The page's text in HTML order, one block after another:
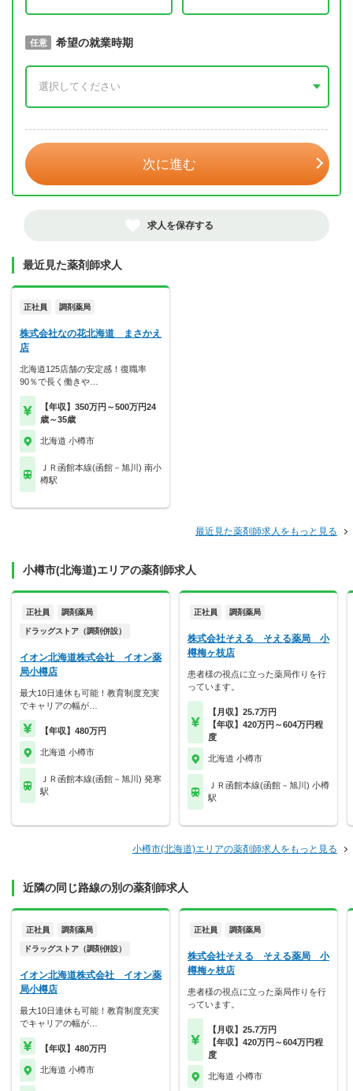
必須 取得予定年
任意 希望の就業時期
次に進む
求人を保存する
最近見た薬剤師求人
正社員 調剤薬局
株式会社なの花北海道 まさかえ
店
北海道125店舗の安定感！復職率
90％で長く働きや…
【年収】350万円～500万円24
歳～35歳
北海道 小樽市
ＪＲ函館本線(函館－旭川) 南小
樽駅
最近見た薬剤師求人をもっと見る
小樽市(北海道)エリアの薬剤師求人
正社員 調剤薬局
ドラッグストア（調剤併設）
イオン北海道株式会社 イオン薬
局小樽店
最大10日連休も可能！教育制度充実
でキャリアの幅が…
【年収】480万円
北海道 小樽市
ＪＲ函館本線(函館－旭川) 発寒
駅
正社員 調剤薬局
株式会社そえる そえる薬局 小
樽梅ヶ枝店
患者様の視点に立った薬局作りを行
っています。
【月収】25.7万円
【年収】420万円～604万円程
度
北海道 小樽市
ＪＲ函館本線(函館－旭川) 小樽
駅
小樽市(北海道)エリアの薬剤師求人をもっと見る
近隣の同じ路線の別の薬剤師求人
正社員 調剤薬局
ドラッグストア（調剤併設）
イオン北海道株式会社 イオン薬
局小樽店
最大10日連休も可能！教育制度充実
でキャリアの幅が…
【年収】480万円
北海道 小樽市
正社員 調剤薬局
株式会社そえる そえる薬局 小
樽梅ヶ枝店
患者様の視点に立った薬局作りを行
っています。
【月収】25.7万円
【年収】420万円～604万円程
度
北海道 小樽市